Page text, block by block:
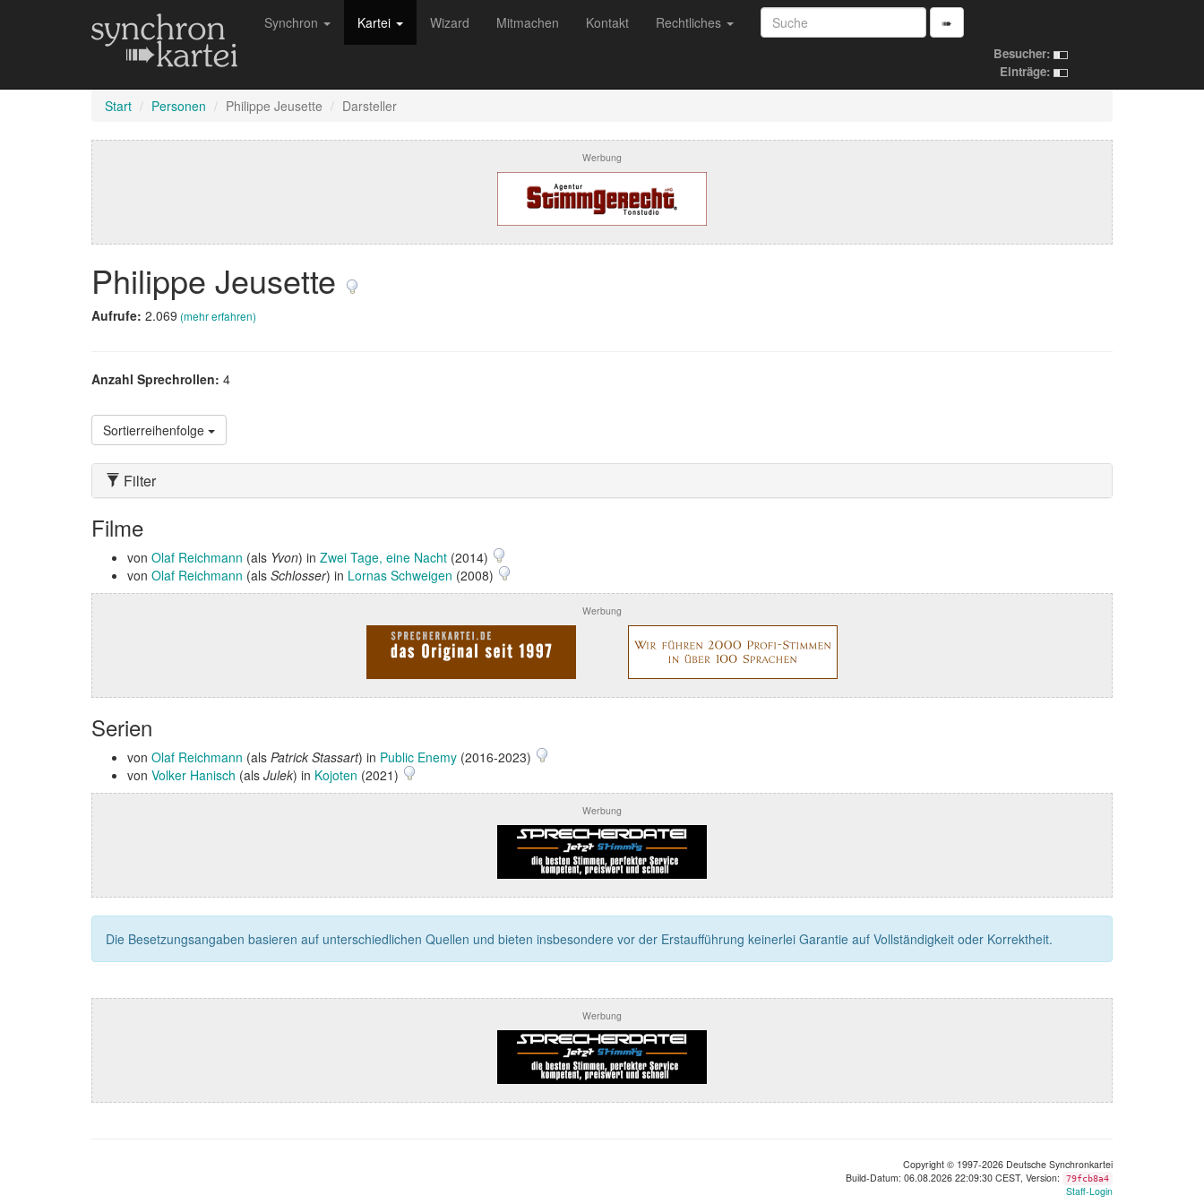
Synchron Kartei Wizard Mitmachen Kontakt Rechtliches ➠
Besucher:
Einträge:
Start Personen Philippe Jeusette Darsteller
Werbung
Philippe Jeusette
Aufrufe: 2.069 (mehr erfahren)
Anzahl Sprechrollen: 4
Sortierreihenfolge
Filter
Filme
von Olaf Reichmann (als Yvon) in Zwei Tage, eine Nacht (2014)
von Olaf Reichmann (als Schlosser) in Lornas Schweigen (2008)
Werbung
Serien
von Olaf Reichmann (als Patrick Stassart) in Public Enemy (2016-2023)
von Volker Hanisch (als Julek) in Kojoten (2021)
Werbung
Die Besetzungsangaben basieren auf unterschiedlichen Quellen und bieten insbesondere vor der Erstaufführung keinerlei Garantie auf Vollständigkeit oder Korrektheit.
Werbung
Copyright © 1997-2026 Deutsche Synchronkartei
Build-Datum: 06.08.2026 22:09:30 CEST, Version:
79fcb8a4
Staff-Login